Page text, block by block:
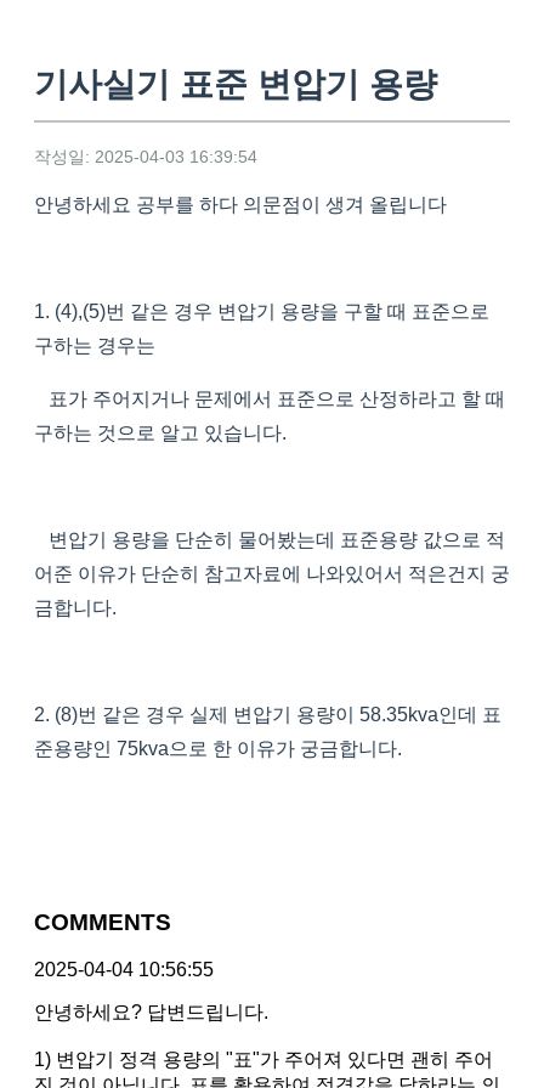
기사실기 표준 변압기 용량
작성일: 2025-04-03 16:39:54
안녕하세요 공부를 하다 의문점이 생겨 올립니다
1. (4),(5)번 같은 경우 변압기 용량을 구할 때 표준으로
구하는 경우는
표가 주어지거나 문제에서 표준으로 산정하라고 할 때
구하는 것으로 알고 있습니다.
변압기 용량을 단순히 물어봤는데 표준용량 값으로 적
어준 이유가 단순히 참고자료에 나와있어서 적은건지 궁
금합니다.
2. (8)번 같은 경우 실제 변압기 용량이 58.35kva인데 표
준용량인 75kva으로 한 이유가 궁금합니다.
COMMENTS
2025-04-04 10:56:55
안녕하세요? 답변드립니다.
1) 변압기 정격 용량의 "표"가 주어져 있다면 괜히 주어